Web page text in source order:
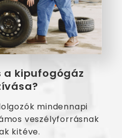
a kipufogógáz
mindennapi
veszélyforrásnak
kitéve.